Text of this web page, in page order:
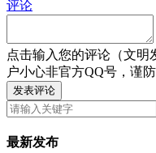
评论
点击输入您的评论（文明
户小心非官方QQ号，谨
发表评论
最新发布